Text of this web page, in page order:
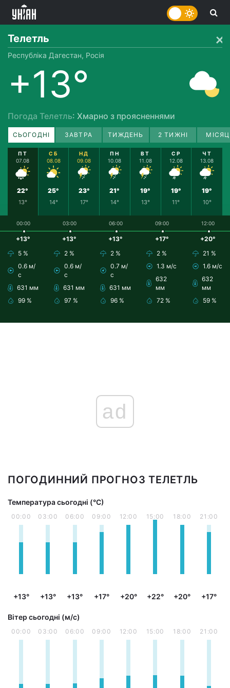
Телетль
Республіка Дагестан, Росія
+13°
Погода Телетль: Хмарно з проясненнями
СЬОГОДНІ ЗАВТРА ТИЖДЕНЬ 2 ТИЖНІ
ПТ
07.08
22°
13°
СБ
08.08
25°
14°
НД
09.08
23°
17°
ПН
10.08
21°
14°
ВТ
11.08
19°
13°
СР
12.08
19°
11°
ЧТ
13.08
19°
10°
00:00
+13°
5 %
0.6 м/
с
631 мм
99 %
03:00
+13°
2 %
0.6 м/
с
631 мм
97 %
06:00
+13°
2 %
0.7 м/
с
631 мм
96 %
09:00
+17°
2 %
1.3 м/с
632
мм
72 %
12:00
+20°
21 %
1.6 м/с
632
мм
59 %
ad
ПОГОДИННИЙ ПРОГНОЗ ТЕЛЕТЛЬ
Температура сьогодні (°С)
00:00
+13°
03:00
+13°
06:00
+13°
09:00
+17°
12:00
+20°
15:00
+22°
18:00
+20°
21:00
+17°
Вітер сьогодні (м/с)
00:00 03:00 06:00 09:00 12:00 15:00 18:00 21:00